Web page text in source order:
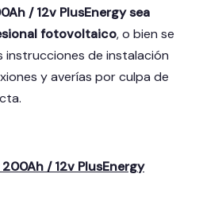
/ 12v PlusEnergy sea
fotovoltaico, o bien se
instrucciones de instalación
y averías por culpa de
/ 12v PlusEnergy